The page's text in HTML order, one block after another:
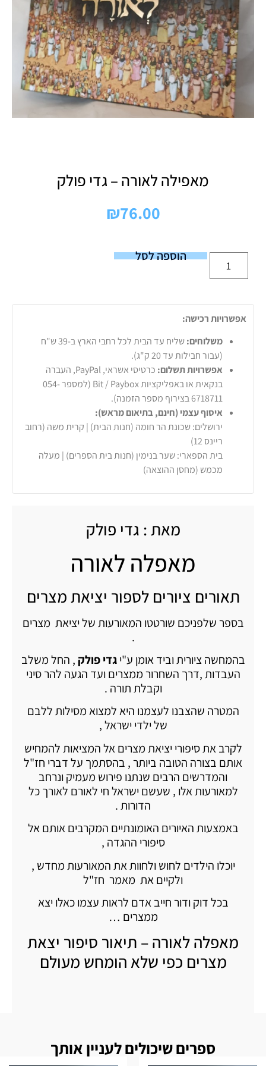
מאפילה לאורה – גדי פולק
₪76.00
הוספה לסל
אפשרויות רכישה:
משלוחים:
שליח עד הבית לכל רחבי הארץ ב-39 ש"ח
(עבור חבילות עד 20 ק"ג).
אפשרויות תשלום:
כרטיסי אשראי, PayPal, העברה
בנקאית או באפליקציות Bit / Paybox (למספר 054-
6718711 בצירוף מספר הזמנה).
איסוף עצמי (חינם, בתיאום מראש):
ירושלים: שכונת הר חומה (חנות הבית) | קרית משה (רחוב
ריינס 12)
בית הספארי: שער בנימין (חנות בית הספרים) | מעלה
מכמש (מחסן ההוצאה)
מאת : גדי פולק
מאפלה לאורה
תאורים ציורים לספור יציאת מצרים
בספר שלפניכם שורטטו המאורעות של יציאת מצרים
.
בהמחשה ציורית וביד אומן ע"יגדי פולק, החל משלב
העבדות ,דרך השחרור ממצרים ועד הגעה להר סיני
וקבלת תורה .
המטרה שהצבנו לעצמנו היא למצוא מסילות ללבם
של ילדי ישראל ,
לקרב את סיפורי יציאת מצרים אל המציאות להמחיש
אותם בצורה הטובה ביותר , בהסתמך על דברי חז"ל
והמדרשים הרבים שנתנו פירוש מעמיק ונרחב
למאורעות אלו , שעשם ישראל חי לאורם לאורך כל
הדורות .
באמצעות האיורים האומונתיים המקרבים אותם אל
סיפורי ההגדה ,
יוכלו הילדים לחוש ולחוות את המאורעות מחדש ,
ולקיים את מאמר חז"ל
בכל דוק ודור חייב אדם לראות עצמו כאלו יצא
ממצרים …
מאפלה לאורה – תיאור סיפור יצאת
מצרים כפי שלא הומחש מעולם
ספרים שיכולים לעניין אותך